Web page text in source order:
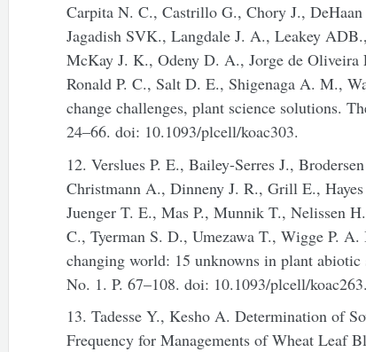
Carpita N. C., Castrillo G., Chory J.,
Jagadish SVK., Langdale J. A., Leakey
McKay J. K., Odeny D. A., Jorge de
Ronald P. C., Salt D. E., Shigenaga A. M.,
change challenges, plant science solutions.
24–66. doi: 10.1093/plcell/koac303.
12. Verslues P. E., Bailey-Serres J.,
Christmann A., Dinneny J. R., Grill E.,
Juenger T. E., Mas P., Munnik T., Nelissen
C., Tyerman S. D., Umezawa T., Wigge P.
changing world: 15 unknowns in plant
No. 1. P. 67–108. doi: 10.1093/plcell/
13. Tadesse Y., Kesho A. Determination of
Frequency for Managements of Wheat Leaf